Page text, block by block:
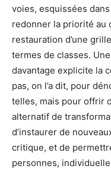
voies, esquissées
redonner la priorité au
restauration d’une
termes de classes.
davantage explicite la
pas, on l’a dit, pour
telles, mais pour offrir
alternatif de
d’instaurer de
critique, et de
personnes,